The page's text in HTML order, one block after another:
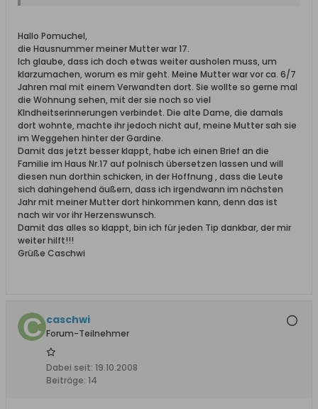
Hallo Pomuchel,
die Hausnummer meiner Mutter war 17.
Ich glaube, dass ich doch etwas weiter ausholen muss, um
klarzumachen, worum es mir geht. Meine Mutter war vor ca. 6/7
Jahren mal mit einem Verwandten dort. Sie wollte so gerne mal
die Wohnung sehen, mit der sie noch so viel
KIndheitserinnerungen verbindet. Die alte Dame, die damals
dort wohnte, machte ihr jedoch nicht auf, meine Mutter sah sie
im Weggehen hinter der Gardine.
Damit das jetzt besser klappt, habe ich einen Brief an die
Familie im Haus Nr.17 auf polnisch übersetzen lassen und will
diesen nun dorthin schicken, in der Hoffnung , dass die Leute
sich dahingehend äußern, dass ich irgendwann im nächsten
Jahr mit meiner Mutter dort hinkommen kann, denn das ist
nach wir vor ihr Herzenswunsch.
Damit das alles so klappt, bin ich für jeden Tip dankbar, der mir
weiter hilft!!!
Grüße Caschwi
caschwi
Forum-Teilnehmer
Dabei seit: 19.10.2008
Beiträge: 14